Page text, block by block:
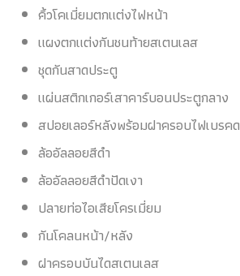
คิ้วโคเมี่ยมตกแต่งไฟหน้า
แผงตกแต่งกันชนท้ายสเตนเลส
ชุดกันสาดประตู
แผ่นสติกเกอร์เสาคาร์บอนประตูกลาง
สปอยเลอร์หลังพร้อมฝาครอบไฟเบรค
ล้ออัลลอยสีดำ
ล้ออัลลอยสีดำปัดเงา
ปลายท่อไอเสียโครเมี่ยม
กันโคลนหน้า/หลัง
ฝาครอบบันไดสเตนเลส